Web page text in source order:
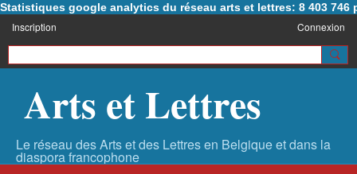
Statistiques google analytics du réseau arts et lettres: 8 403 746
Inscription Connexion
Arts et Lettres